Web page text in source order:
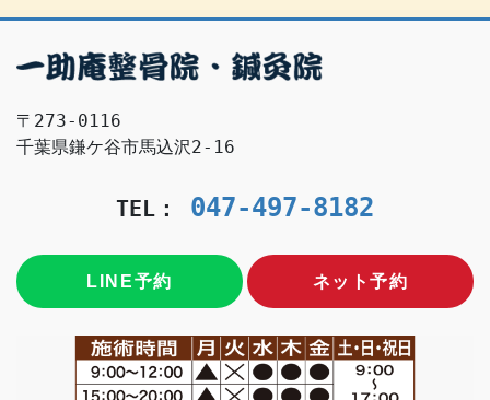
〒273-0116
千葉県鎌ケ谷市馬込沢2-16
TEL： 047-497-8182
LINE予約 ネット予約